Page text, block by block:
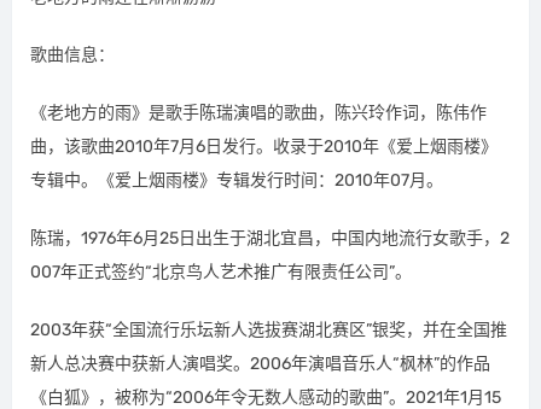
歌曲信息：
《老地方的雨》是歌手陈瑞演唱的歌曲，陈兴玲作词，陈伟作
曲，该歌曲2010年7月6日发行。收录于2010年《爱上烟雨楼》
专辑中。《爱上烟雨楼》专辑发行时间：2010年07月。
陈瑞，1976年6月25日出生于湖北宜昌，中国内地流行女歌手，2
007年正式签约“北京鸟人艺术推广有限责任公司”。
2003年获“全国流行乐坛新人选拔赛湖北赛区”银奖，并在全国推
新人总决赛中获新人演唱奖。2006年演唱音乐人“枫林”的作品
《白狐》，被称为“2006年令无数人感动的歌曲”。2021年1月15